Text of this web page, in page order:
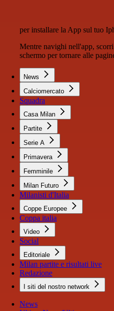
per installare la App sul tuo
Mentre navighi nell'app,
schermo per tornare alle
News
Calciomercato
Squadra
Casa Milan
Partite
Serie A
Primavera
Femminile
Milan Futuro
Milanisti d'Italia
Coppe Europee
Coppa italia
Video
Social
Editoriale
Milan partite e risultati live
Redazione
I siti del nostro network
News